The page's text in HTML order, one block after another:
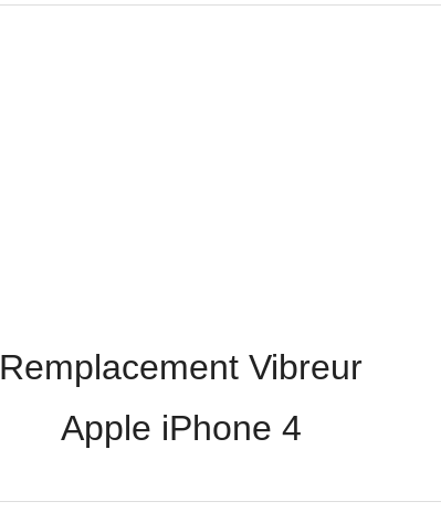
Remplacement Vibreur
Apple iPhone 4